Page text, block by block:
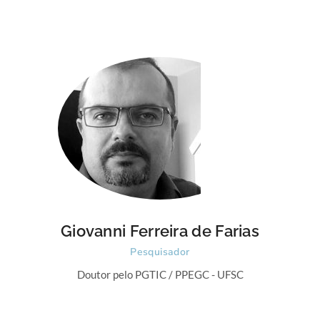
Giovanni Ferreira de Farias
Pesquisador
Doutor pelo PGTIC / PPEGC - UFSC